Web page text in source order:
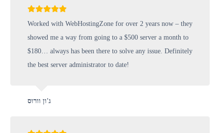
Worked with WebHostingZone for over 2 years now – they
showed me a way from going to a $500 server a month to
$180… always has been there to solve any issue. Definitely
the best server administrator to date!
ג'ון וורוס